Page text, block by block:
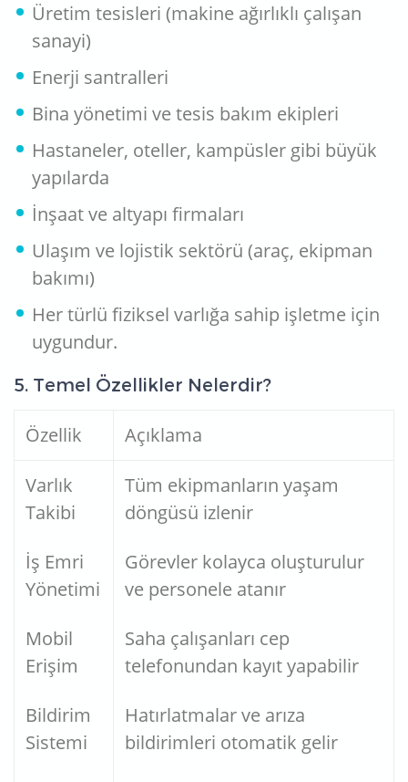
Üretim tesisleri (makine ağırlıklı çalışan
sanayi)
Enerji santralleri
Bina yönetimi ve tesis bakım ekipleri
Hastaneler, oteller, kampüsler gibi büyük
yapılarda
İnşaat ve altyapı firmaları
Ulaşım ve lojistik sektörü (araç, ekipman
bakımı)
Her türlü fiziksel varlığa sahip işletme için
uygundur.
5. Temel Özellikler Nelerdir?
Özellik Açıklama
Varlık
Takibi
Tüm ekipmanların yaşam
döngüsü izlenir
İş Emri
Yönetimi
Görevler kolayca oluşturulur
ve personele atanır
Mobil
Erişim
Saha çalışanları cep
telefonundan kayıt yapabilir
Bildirim
Sistemi
Hatırlatmalar ve arıza
bildirimleri otomatik gelir